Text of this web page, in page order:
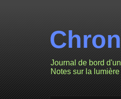
Journal de bord
Notes sur la